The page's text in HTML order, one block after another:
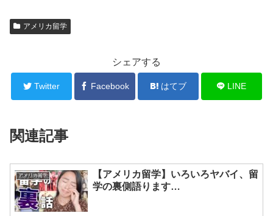
アメリカ留学
シェアする
Twitter Facebook はてブ LINE
関連記事
アメリカ留学
【アメリカ留学】いろいろヤバイ、留
学の裏側語ります…